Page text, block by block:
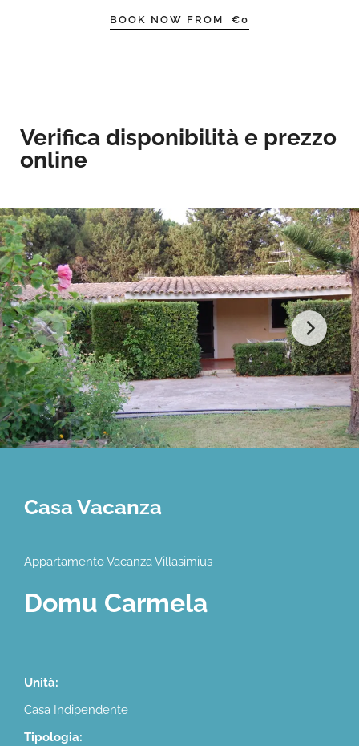
BOOK NOW FROM €0
Verifica disponibilità e prezzo
online​
Casa Vacanza
Appartamento Vacanza Villasimius
Domu Carmela
Unità:
Casa Indipendente
Tipologia: